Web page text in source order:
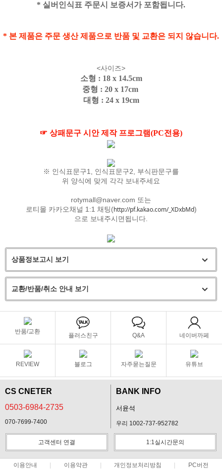
* 실버인식표 주문시 보증서가 포함됩니다.
* 본 제품은 주문 생산 제품으로 반품 및 교환은 되지 않습니다.
<사이즈>
소형 : 18 x 14.5cm
중형 : 20 x 17cm
대형 : 24 x 19cm
☞ 상패문구 시안 제작 프로그램(PC전용)
※ 인식표문구1, 인식표문구2, 부식판문구를
위 양식에 맞게 각각 보내주세요
rotymall@naver.com 또는
로티몰 카카오채널 1:1 채팅(http://pf.kakao.com/_XDxbMd)
으로 보내주시면됩니다.
상품정보고시 보기
교환/반품/취소 안내 보기
반품/교환
플러스친구 Q&A 네이버까페
REVIEW 블로그 자주묻는질문 유튜브
CS CNETER
0503-6984-2735
070-7699-7400
BANK INFO
서윤석
우리 1002-737-952782
고객센터 연결 1:1실시간문의
이용안내 이용약관 개인정보처리방침 PC버전